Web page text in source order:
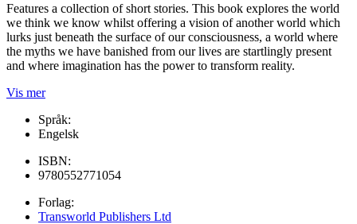
Features a collection of short stories. This book explores the world
we think we know whilst offering a vision of another world which
lurks just beneath the surface of our consciousness, a world where
the myths we have banished from our lives are startlingly present
and where imagination has the power to transform reality.
Vis mer
Språk:
Engelsk
ISBN:
9780552771054
Forlag:
Transworld Publishers Ltd